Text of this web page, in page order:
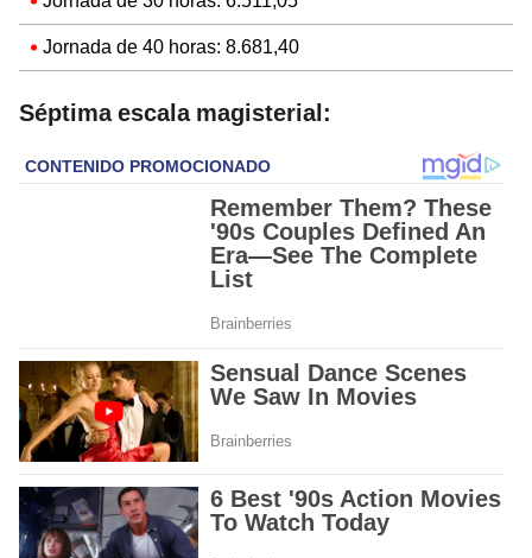
Jornada de 40 horas: 8.681,40
Séptima escala magisterial: